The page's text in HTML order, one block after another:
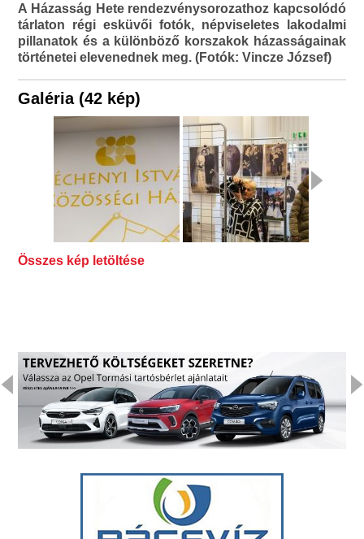
A Házasság Hete rendezvénysorozathoz kapcsolódó
tárlaton régi esküvői fotók, népviseletes lakodalmi
pillanatok és a különböző korszakok házasságainak
történetei elevenednek meg. (Fotók: Vincze József)
Galéria (42 kép)
Összes kép letöltése